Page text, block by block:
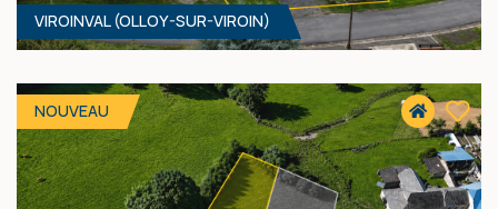
160 000 € HF*
VIROINVAL (OLLOY-SUR-VIROIN)
NOUVEAU